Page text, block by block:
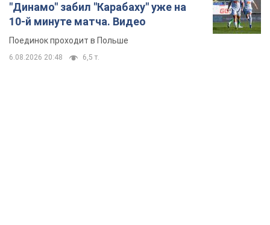
"Динамо" забил "Карабаху" уже на
10-й минуте матча. Видео
Поединок проходит в Польше
6.08.2026 20:48 6,5 т.